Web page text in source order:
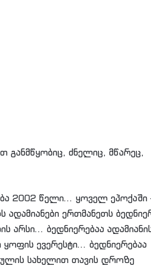
განმწყობიც, ძნელიც, მწარეც,
2002 წელი… ყოველ ეპოქაში
ერთმანეთს
არსი… ბედნიერებაა
ევერესტი… ბედნიერებაა
სახელით თავის დროზე